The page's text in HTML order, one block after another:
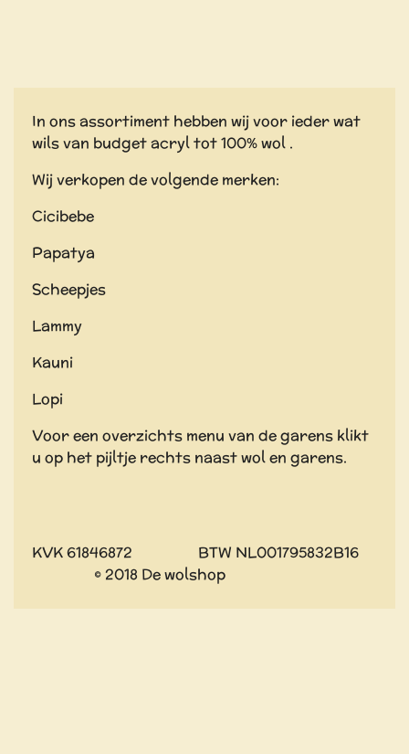
In ons assortiment hebben wij voor ieder wat
wils van budget acryl tot 100% wol .
Wij verkopen de volgende merken:
Cicibebe
Papatya
Scheepjes
Lammy
Kauni
Lopi
Voor een overzichts menu van de garens klikt
u op het pijltje rechts naast wol en garens.
KVK 61846872 BTW NL001795832B16
© 2018 De wolshop